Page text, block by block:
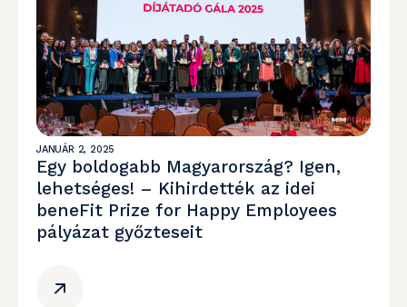
JANUÁR 2, 2025
Egy boldogabb Magyarország? Igen,
lehetséges! – Kihirdették az idei
beneFit Prize for Happy Employees
pályázat győzteseit